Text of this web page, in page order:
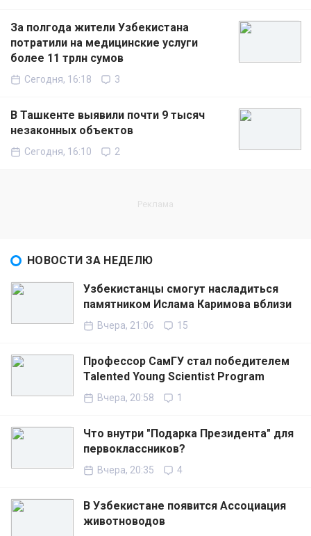
За полгода жители Узбекистана
потратили на медицинские услуги
более 11 трлн сумов
Сегодня, 16:18 3
В Ташкенте выявили почти 9 тысяч
незаконных объектов
Сегодня, 16:10 2
НОВОСТИ ЗА НЕДЕЛЮ
Узбекистанцы смогут насладиться
памятником Ислама Каримова вблизи
Вчера, 21:06 15
Профессор СамГУ стал победителем
Talented Young Scientist Program
Вчера, 20:58 1
Что внутри "Подарка Президента" для
первоклассников?
Вчера, 20:35 4
В Узбекистане появится Ассоциация
животноводов